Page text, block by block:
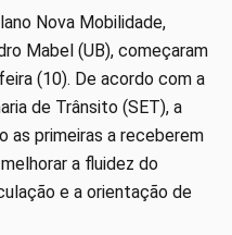
Nova Mobilidade,
Mabel (UB), começaram
(10). De acordo com a
de Trânsito (SET), a
as primeiras a receberem
a fluidez do
e a orientação de